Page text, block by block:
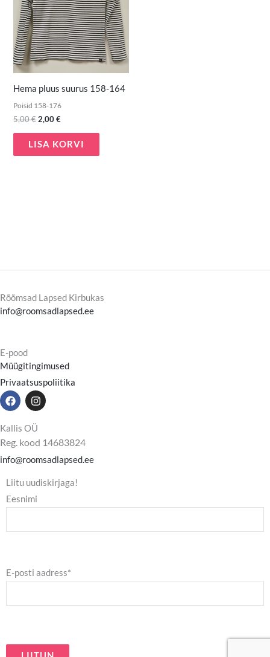
Hema pluus suurus 158-164
Poisid 158-176
5,00€2,00€
LISA KORVI
Rõõmsad Lapsed Kirbukas
info@roomsadlapsed.ee
E-pood
Müügitingimused
Privaatsuspoliitika
F
a
e
o
o
k
I
n
t
g
r
a
m
Kallis OÜ
Reg. kood 14683824
info@roomsadlapsed.ee
Liitu uudiskirjaga!
Eesnimi
E-posti aadress*